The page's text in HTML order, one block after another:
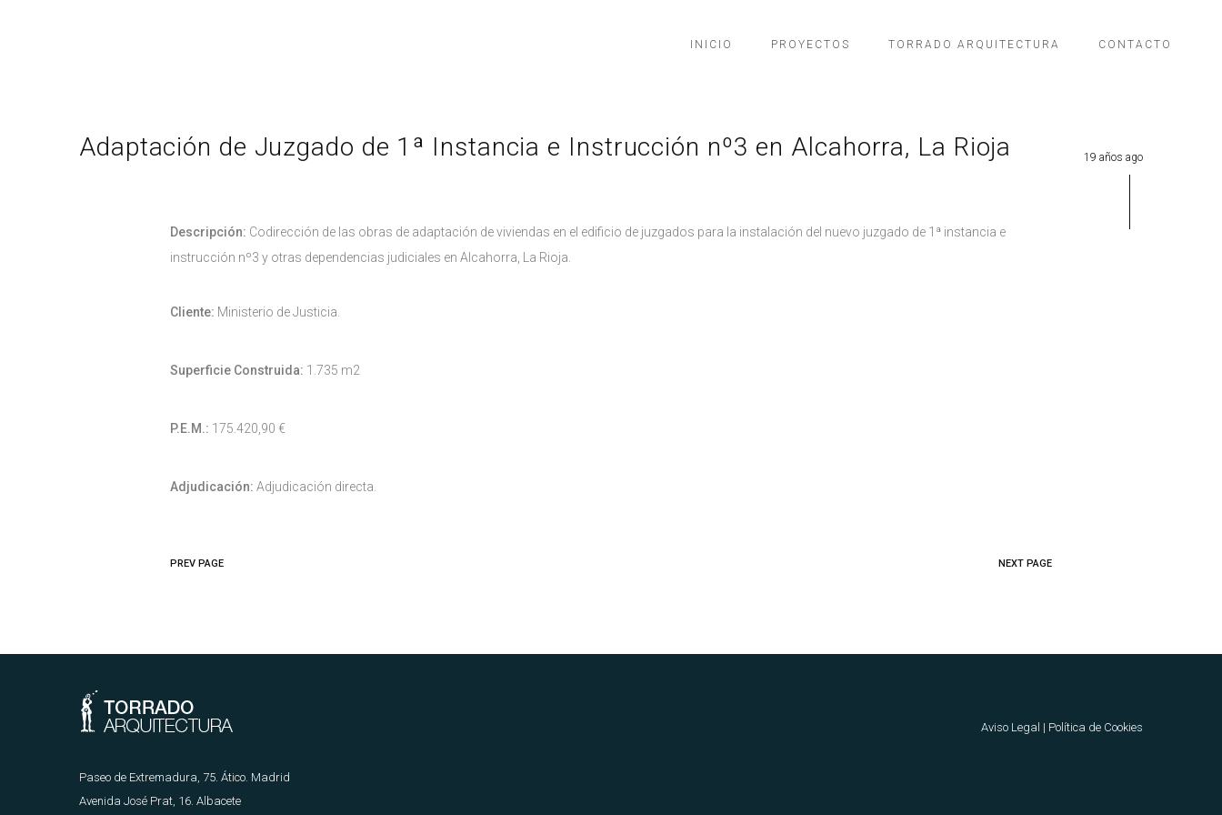
INICIO PROYECTOS TORRADO ARQUITECTURA CONTACTO
Adaptación de Juzgado de 1ª Instancia e Instrucción nº3 en Alcahorra, La Rioja 19 años ago
Descripción: Codirección de las obras de adaptación de viviendas en el edificio de juzgados para la instalación del nuevo juzgado de 1ª instancia e
instrucción nº3 y otras dependencias judiciales en Alcahorra, La Rioja.
Cliente: Ministerio de Justicia.
Superficie Construida: 1.735 m2
P.E.M.: 175.420,90 €
Adjudicación: Adjudicación directa.
PREV PAGE NEXT PAGE
Paseo de Extremadura, 75. Ático. Madrid
Avenida José Prat, 16. Albacete
Aviso Legal | Política de Cookies